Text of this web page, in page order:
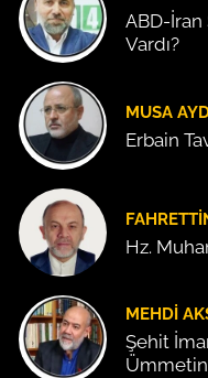
ABD-İran
Vardı?
MUSA
Erbain
Hz.
MEHDI
Şehit
Ümmetin